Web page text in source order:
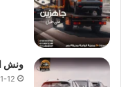
ونش
12